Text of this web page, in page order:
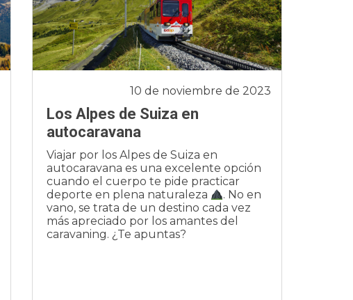
Los Alpes de Suiza en
autocaravana
10 de noviembre de 2023
Viajar por los Alpes de Suiza en
autocaravana es una excelente opción
cuando el cuerpo te pide practicar
deporte en plena naturaleza
. No en
vano, se trata de un destino cada vez
más apreciado por los amantes del
caravaning. ¿Te apuntas?